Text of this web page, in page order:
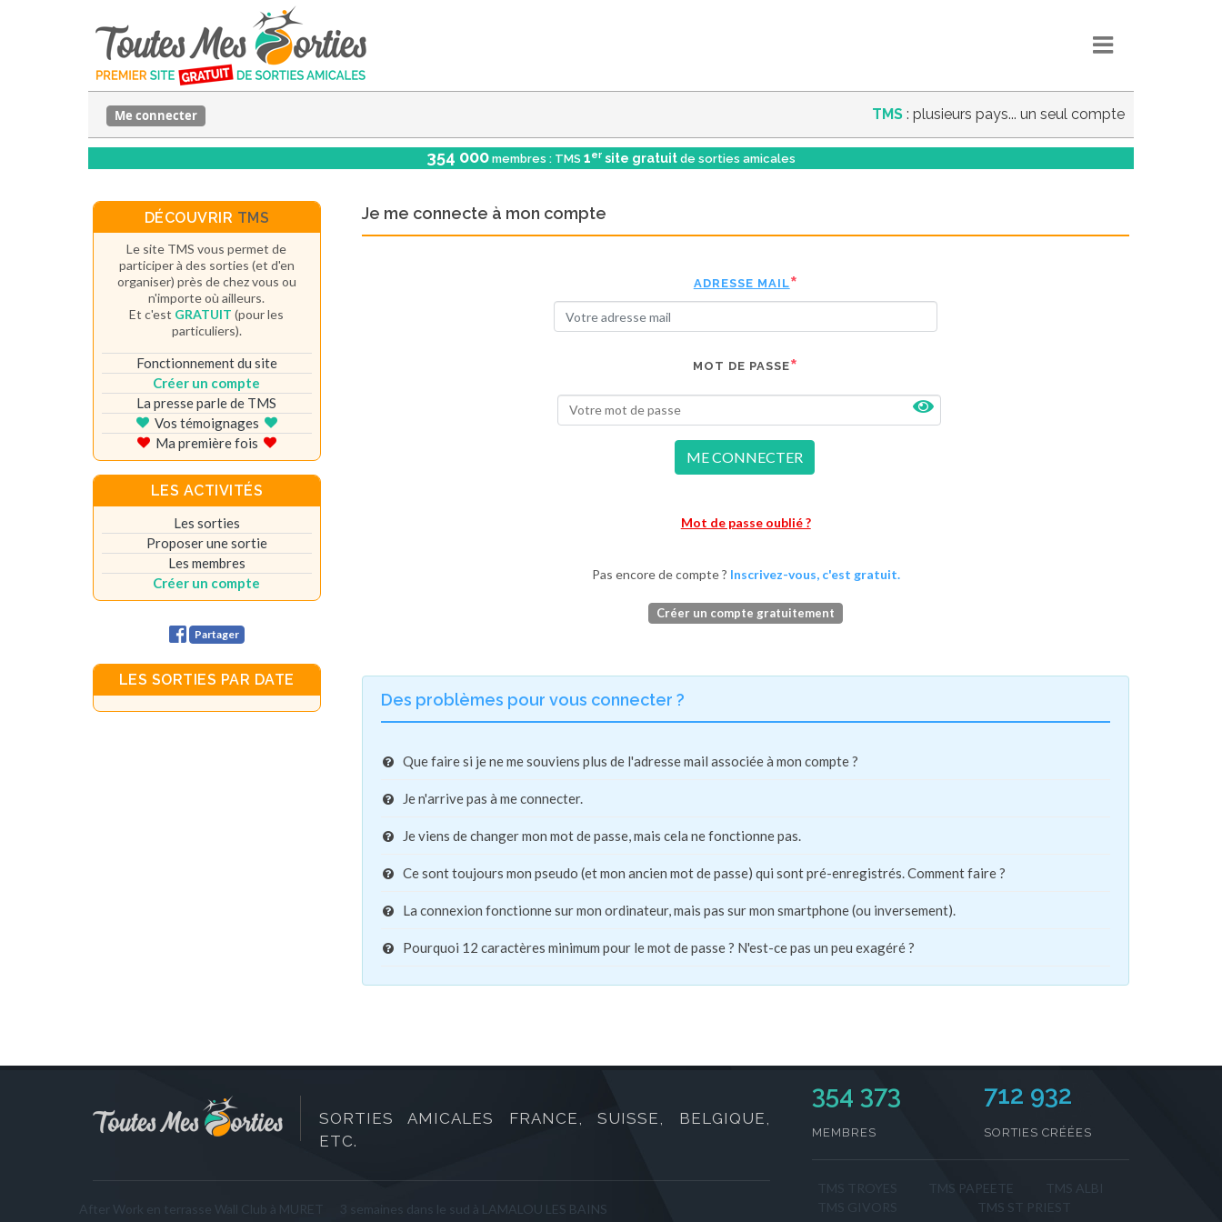
TMS : plusieurs pays... un seul compte
Me connecter
354 000 membres : TMS 1er site gratuit de sorties amicales
Je me connecte à mon compte
ADRESSE MAIL
MOT DE PASSE
ME CONNECTER
Mot de passe oublié ?
Pas encore de compte ? Inscrivez-vous, c'est gratuit.
Créer un compte gratuitement
Des problèmes pour vous connecter ?
Que faire si je ne me souviens plus de l'adresse mail associée à mon compte ?
Je n'arrive pas à me connecter.
Je viens de changer mon mot de passe, mais cela ne fonctionne pas.
Ce sont toujours mon pseudo (et mon ancien mot de passe) qui sont pré-enregistrés. Comment faire ?
La connexion fonctionne sur mon ordinateur, mais pas sur mon smartphone (ou inversement).
Pourquoi 12 caractères minimum pour le mot de passe ? N'est-ce pas un peu exagéré ?
DÉCOUVRIR TMS
Le site TMS vous permet de
participer à des sorties (et d'en
organiser) près de chez vous ou
n'importe où ailleurs.
Et c'est GRATUIT (pour les
particuliers).
Fonctionnement du site
Créer un compte
La presse parle de TMS
Vos témoignages
Ma première fois
LES ACTIVITÉS
Les sorties
Proposer une sortie
Les membres
Créer un compte
Partager
LES SORTIES PAR DATE
SORTIES AMICALES FRANCE, SUISSE, BELGIQUE,
ETC.
After Work en terrasse Wall Club à MURET
3 semaines dans le sud à LAMALOU LES BAINS
354 373
MEMBRES
712 932
SORTIES CRÉÉES
TMS TROYES TMS PAPEETE
TMS ALBI
TMS ST PRIEST